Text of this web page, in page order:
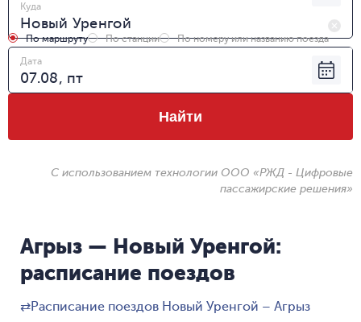
Куда
По маршруту По станции
По номеру или названию поезда
Дата
Найти
С использованием технологии ООО «РЖД - Цифровые
пассажирские решения»
Агрыз — Новый Уренгой:
расписание поездов
⇄Расписание поездов Новый Уренгой – Агрыз